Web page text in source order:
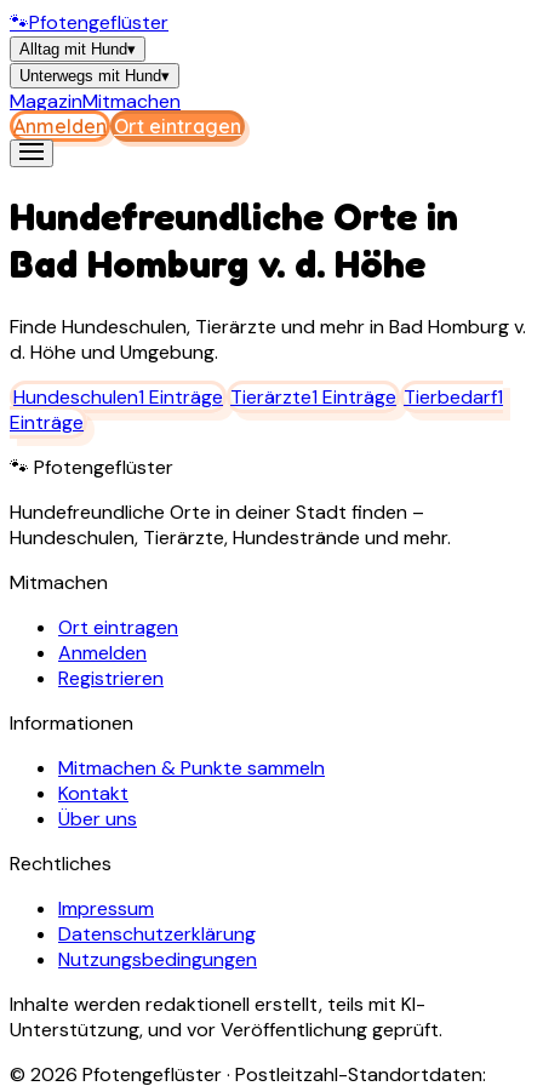
🐾Pfotengeflüster
Alltag mit Hund▾
Unterwegs mit Hund▾
MagazinMitmachen
Anmelden Ort eintragen
Hundefreundliche Orte in
Bad Homburg v. d. Höhe
Finde Hundeschulen, Tierärzte und mehr inBad Homburg v.
d. Höhe und Umgebung.
Hundeschulen1Einträge Tierärzte1Einträge Tierbedarf1
Einträge
🐾 Pfotengeflüster
Hundefreundliche Orte in deiner Stadt finden –
Hundeschulen, Tierärzte, Hundestrände und mehr.
Mitmachen
Ort eintragen
Anmelden
Registrieren
Informationen
Mitmachen & Punkte sammeln
Kontakt
Über uns
Rechtliches
Impressum
Datenschutzerklärung
Nutzungsbedingungen
Inhalte werden redaktionell erstellt, teils mit KI-
Unterstützung, und vor Veröffentlichung geprüft.
© 2026 Pfotengeflüster · Postleitzahl-Standortdaten: